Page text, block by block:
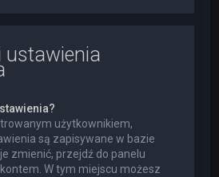
ustawienia
użytkownikiem,
są zapisywane w bazie
zmienić, przejdź do panelu
W tym miejscu możesz